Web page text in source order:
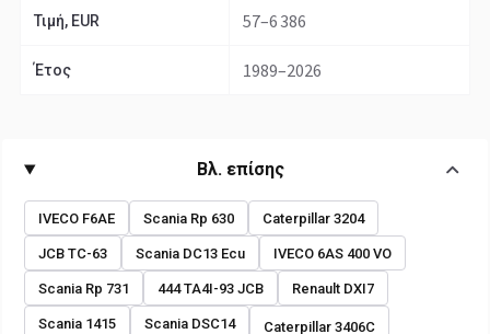
Τιμή, EUR 57–6 386
Έτος 1989–2026
Βλ. επίσης
IVECO F6AE Scania Rp 630 Caterpillar 3204
JCB TC-63 Scania DC13 Ecu IVECO 6AS 400 VO
Scania Rp 731 444 TA4I-93 JCB Renault DXI7
Scania 1415 Scania DSC14 Caterpillar 3406C